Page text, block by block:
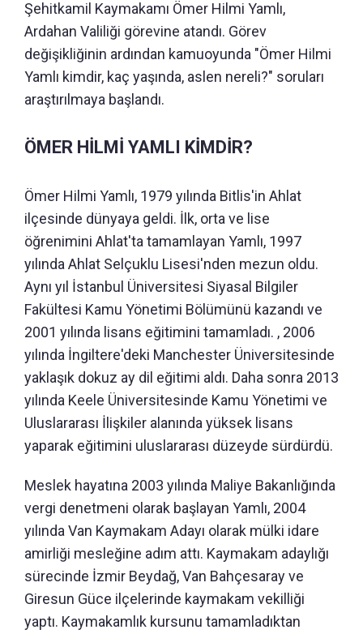
Şehitkamil Kaymakamı Ömer Hilmi Yamlı,
Ardahan Valiliği görevine atandı. Görev
değişikliğinin ardından kamuoyunda "Ömer Hilmi
Yamlı kimdir, kaç yaşında, aslen nereli?" soruları
araştırılmaya başlandı.
ÖMER HİLMİ YAMLI KİMDİR?
Ömer Hilmi Yamlı, 1979 yılında Bitlis'in Ahlat
ilçesinde dünyaya geldi. İlk, orta ve lise
öğrenimini Ahlat'ta tamamlayan Yamlı, 1997
yılında Ahlat Selçuklu Lisesi'nden mezun oldu.
Aynı yıl İstanbul Üniversitesi Siyasal Bilgiler
Fakültesi Kamu Yönetimi Bölümünü kazandı ve
2001 yılında lisans eğitimini tamamladı. , 2006
yılında İngiltere'deki Manchester Üniversitesinde
yaklaşık dokuz ay dil eğitimi aldı. Daha sonra 2013
yılında Keele Üniversitesinde Kamu Yönetimi ve
Uluslararası İlişkiler alanında yüksek lisans
yaparak eğitimini uluslararası düzeyde sürdürdü.
Meslek hayatına 2003 yılında Maliye Bakanlığında
vergi denetmeni olarak başlayan Yamlı, 2004
yılında Van Kaymakam Adayı olarak mülki idare
amirliği mesleğine adım attı. Kaymakam adaylığı
sürecinde İzmir Beydağ, Van Bahçesaray ve
Giresun Güce ilçelerinde kaymakam vekilliği
yaptı. Kaymakamlık kursunu tamamladıktan